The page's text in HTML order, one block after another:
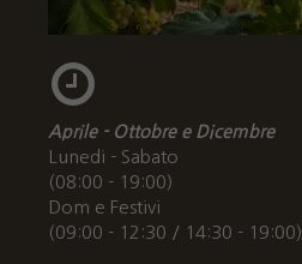
Aprile - Ottobre e Dicembre
Lunedi - Sabato
(08:00 - 19:00)
Dom e Festivi
(09:00 - 12:30 / 14:30 - 19:00)